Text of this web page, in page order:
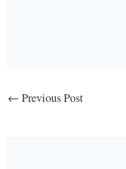
← Previous Post